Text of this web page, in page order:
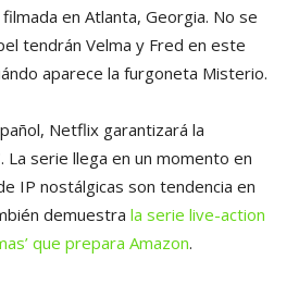
en Atlanta, Georgia. No se
tendrán Velma y Fred en este
aparece la furgoneta Misterio.
Netflix garantizará la
La serie llega en un momento en
IP nostálgicas son tendencia en
demuestra la serie live-action
que prepara Amazon.